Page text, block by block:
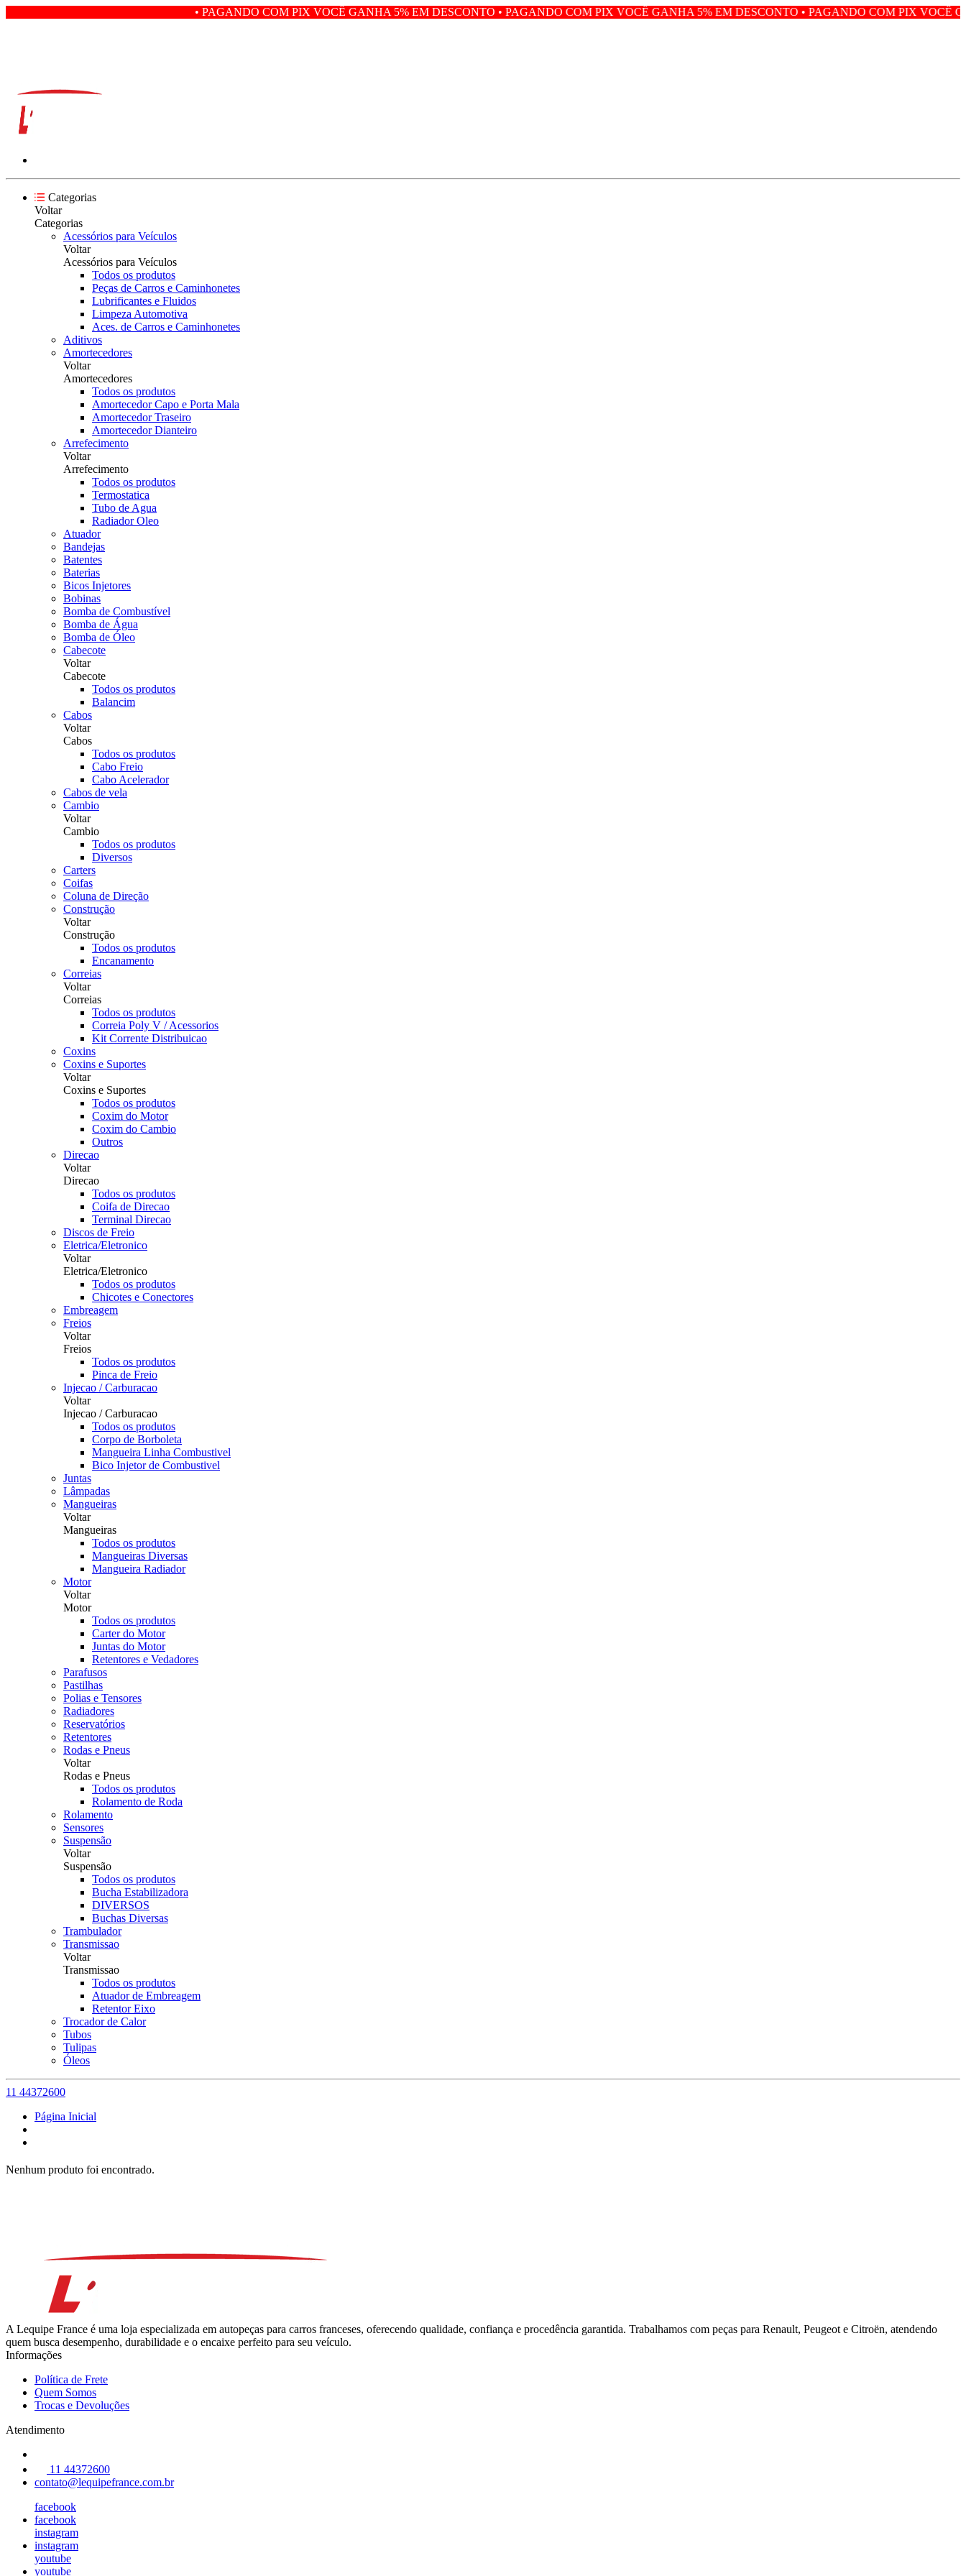
• PAGANDO COM PIX VOCÊ GANHA 5% EM DESCONTO • PAGANDO COM PIX VOCÊ GANHA 5% EM DESCONTO • PAGANDO COM PIX VOCÊ GANHA 5%
Categorias
Voltar
Categorias
Acessórios para Veículos
Voltar
Acessórios para Veículos
Todos os produtos
Peças de Carros e Caminhonetes
Lubrificantes e Fluidos
Limpeza Automotiva
Aces. de Carros e Caminhonetes
Aditivos
Amortecedores
Voltar
Amortecedores
Todos os produtos
Amortecedor Capo e Porta Mala
Amortecedor Traseiro
Amortecedor Dianteiro
Arrefecimento
Voltar
Arrefecimento
Todos os produtos
Termostatica
Tubo de Agua
Radiador Oleo
Atuador
Bandejas
Batentes
Baterias
Bicos Injetores
Bobinas
Bomba de Combustível
Bomba de Água
Bomba de Óleo
Cabecote
Voltar
Cabecote
Todos os produtos
Balancim
Cabos
Voltar
Cabos
Todos os produtos
Cabo Freio
Cabo Acelerador
Cabos de vela
Cambio
Voltar
Cambio
Todos os produtos
Diversos
Carters
Coifas
Coluna de Direção
Construção
Voltar
Construção
Todos os produtos
Encanamento
Correias
Voltar
Correias
Todos os produtos
Correia Poly V / Acessorios
Kit Corrente Distribuicao
Coxins
Coxins e Suportes
Voltar
Coxins e Suportes
Todos os produtos
Coxim do Motor
Coxim do Cambio
Outros
Direcao
Voltar
Direcao
Todos os produtos
Coifa de Direcao
Terminal Direcao
Discos de Freio
Eletrica/Eletronico
Voltar
Eletrica/Eletronico
Todos os produtos
Chicotes e Conectores
Embreagem
Freios
Voltar
Freios
Todos os produtos
Pinca de Freio
Injecao / Carburacao
Voltar
Injecao / Carburacao
Todos os produtos
Corpo de Borboleta
Mangueira Linha Combustivel
Bico Injetor de Combustivel
Juntas
Lâmpadas
Mangueiras
Voltar
Mangueiras
Todos os produtos
Mangueiras Diversas
Mangueira Radiador
Motor
Voltar
Motor
Todos os produtos
Carter do Motor
Juntas do Motor
Retentores e Vedadores
Parafusos
Pastilhas
Polias e Tensores
Radiadores
Reservatórios
Retentores
Rodas e Pneus
Voltar
Rodas e Pneus
Todos os produtos
Rolamento de Roda
Rolamento
Sensores
Suspensão
Voltar
Suspensão
Todos os produtos
Bucha Estabilizadora
DIVERSOS
Buchas Diversas
Trambulador
Transmissao
Voltar
Transmissao
Todos os produtos
Atuador de Embreagem
Retentor Eixo
Trocador de Calor
Tubos
Tulipas
Óleos
11 44372600
Página Inicial
Nenhum produto foi encontrado.
A Lequipe France é uma loja especializada em autopeças para carros franceses, oferecendo qualidade, confiança e procedência garantida. Trabalhamos com peças para Renault, Peugeot e Citroën, atendendo
quem busca desempenho, durabilidade e o encaixe perfeito para seu veículo.
Informações
Política de Frete
Quem Somos
Trocas e Devoluções
Atendimento
11 44372600
contato@lequipefrance.com.br
facebook
facebook
instagram
instagram
youtube
youtube